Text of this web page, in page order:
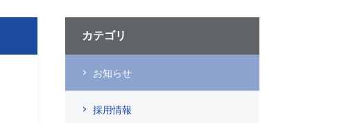
カテゴリ
お知らせ
採用情報